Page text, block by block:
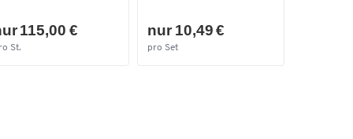
115,00 €
St.
nur 10,49 €
pro Set